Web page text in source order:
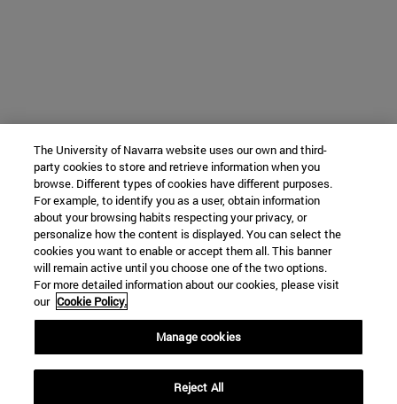
The University of Navarra website uses our own and third-
party cookies to store and retrieve information when you
browse. Different types of cookies have different purposes.
For example, to identify you as a user, obtain information
about your browsing habits respecting your privacy, or
personalize how the content is displayed. You can select the
cookies you want to enable or accept them all. This banner
will remain active until you choose one of the two options.
For more detailed information about our cookies, please visit
our Cookie Policy.
Manage cookies
Reject All